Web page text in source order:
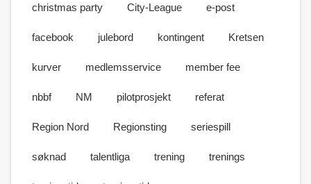
christmas party City-League e-post
facebook julebord kontingent Kretsen
kurver medlemsservice member fee
nbbf NM pilotprosjekt referat
Region Nord Regionsting seriespill
søknad talentliga trening trenings